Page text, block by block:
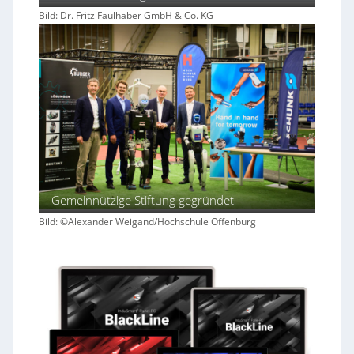
Bild: Dr. Fritz Faulhaber GmbH & Co. KG
Gemeinnützige Stiftung gegründet
Bild: ©Alexander Weigand/Hochschule Offenburg